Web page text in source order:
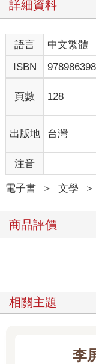
詳細資料
語言 中文繁體
ISBN
頁數 128
出版地 台灣
注音
電子書 ＞ 文學 ＞
商品評價
相關主題
李